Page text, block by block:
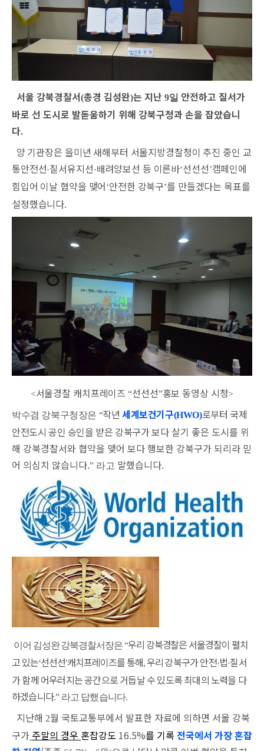
서울 강북경찰서(총경 김성완)는 지난 9일 안전하고 질서가
바로 선 도시로 발돋움하기 위해 강북구청과 손을 잡았습니
다.
양 기관장은 을미년 새해부터 서울지방경찰청이 추진 중인 교
통안전선·질서유지선 ·배려양보선 등 이른바‘선선선’캠페인에
힘입어 이날 협약을 맺어‘안전한 강북구’를 만들겠다는 목표를
설정했습니다.
<서울경찰 캐치프레이즈 “선선선”홍보 동영상 시청>
박수겸 강북구청장은 “작년세계보건기구(HWO)로부터 국제
안전도시 공인 승인을 받은 강북구가보다 살기 좋은 도시를 위
해 강북경찰서와 협약을 맺어 보다 행보한 강북구가 되리라 믿
어 의심치 않습니다.” 라고 말했습니다.
이어 김성완 강북경찰서장은 “우리 강북경찰은 서울경찰이 펼치
고 있는‘선선선’캐치프레이즈를 통해, 우리강북구가 안전·법·질서
가 함께 어우러지는 공간으로 거듭날 수 있도록 최대의 노력을 다
하겠습니다.” 라고 답했습니다.
지난해 2월 국토교통부에서 발표한 자료에 의하면 서울 강북
구가 주말의 경우 혼잡강도 16.5%를 기록 전국에서 가장 혼잡